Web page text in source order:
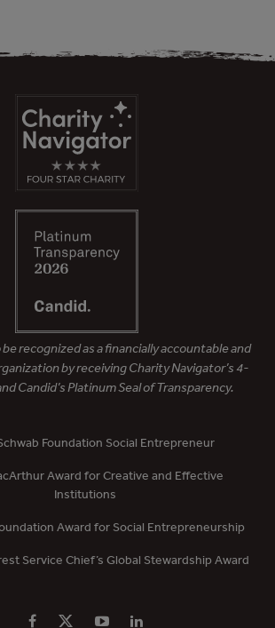
be recognized as a financially accountable and
by receiving Charity Navigator’s 4-
Candid’s Platinum Seal of Transparency.
Foundation Social Entrepreneur
Award for Creative and Effective
Institutions
Award for Social Entrepreneurship
Service Chief’s Global Stewardship Award